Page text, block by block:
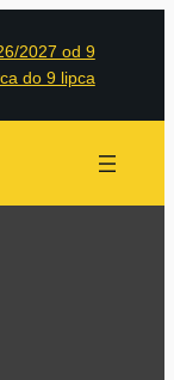
2027 od 9
do 9 lipca